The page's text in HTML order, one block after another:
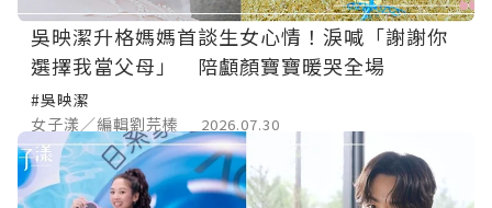
吳映潔升格媽媽首談生女心情！淚喊「謝謝你
選擇我當父母」 陪顱顏寶寶暖哭全場
#吳映潔
女子漾／編輯劉芫榛
2026.07.30